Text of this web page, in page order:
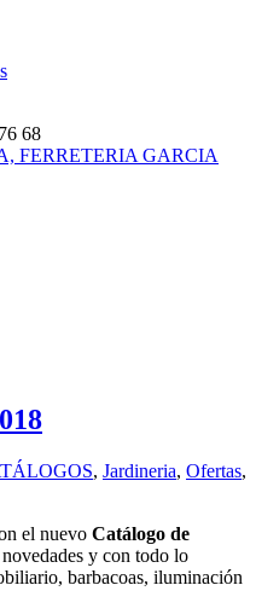
68
, Jardineria, Ofertas,
el nuevo Catálogo de
y con todo lo
barbacoas, iluminación